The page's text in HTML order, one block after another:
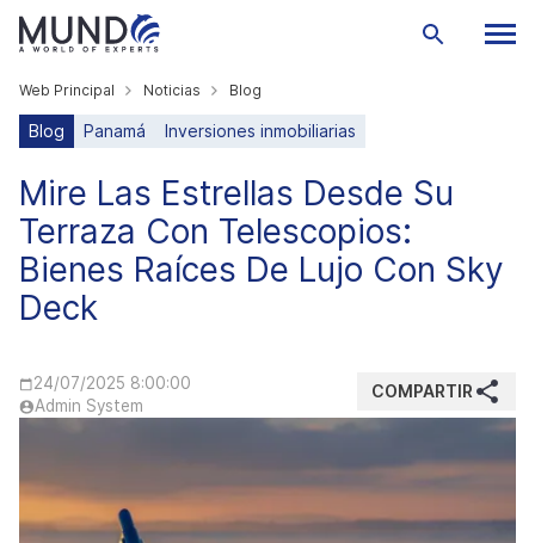
Web Principal Noticias Blog
Blog Panamá Inversiones inmobiliarias
Mire Las Estrellas Desde Su
Terraza Con Telescopios:
Bienes Raíces De Lujo Con Sky
Deck
24/07/2025 8:00:00
Admin System
COMPARTIR